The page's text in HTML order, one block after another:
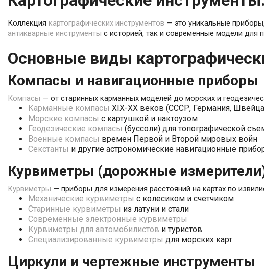
Коллекция картографических инструментов — это уникальные
антикварные инструменты с историей, так и современные модели для
Основные виды
Компасы и навигационные приборы
Компасы — от старинных карманных моделей до морских и
Карманные компасы XIX-XX веков (СССР, Германия,
Морские компасы с картушкой и нактоузом
Геодезические компасы (буссоли) для топографической
Военные компасы времен Первой и Второй мировых войн
Секстанты и другие астрономические навигационные
Курвиметры (дорожные
Курвиметры — приборы для измерения расстояний на картах по
Механические курвиметры с колесиком и счетчиком
Старинные курвиметры из латуни и стали
Современные электронные курвиметры
Курвиметры для автомобилистов и туристов
Специализированные курвиметры для морских карт
Циркули и чертежные инструменты